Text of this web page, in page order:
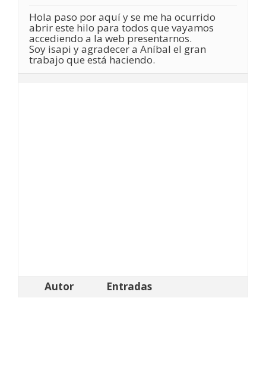
Hola paso por aquí y se me ha ocurrido
abrir este hilo para todos que vayamos
accediendo a la web presentarnos.
Soy isapi y agradecer a Aníbal el gran
trabajo que está haciendo.
Autor Entradas